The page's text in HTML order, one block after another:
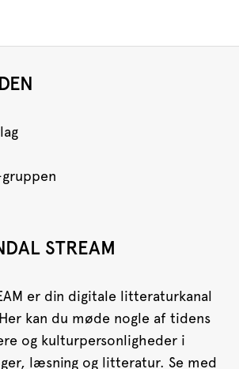
STREAM
er din digitale litteraturkanal
kan du møde nogle af tidens
og kulturpersonligheder i
læsning og litteratur. Se med